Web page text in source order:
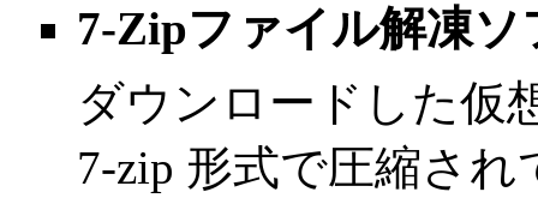
7-Zipファイル解凍ソ
ダウンロードした仮
7-zip 形式で圧縮さ